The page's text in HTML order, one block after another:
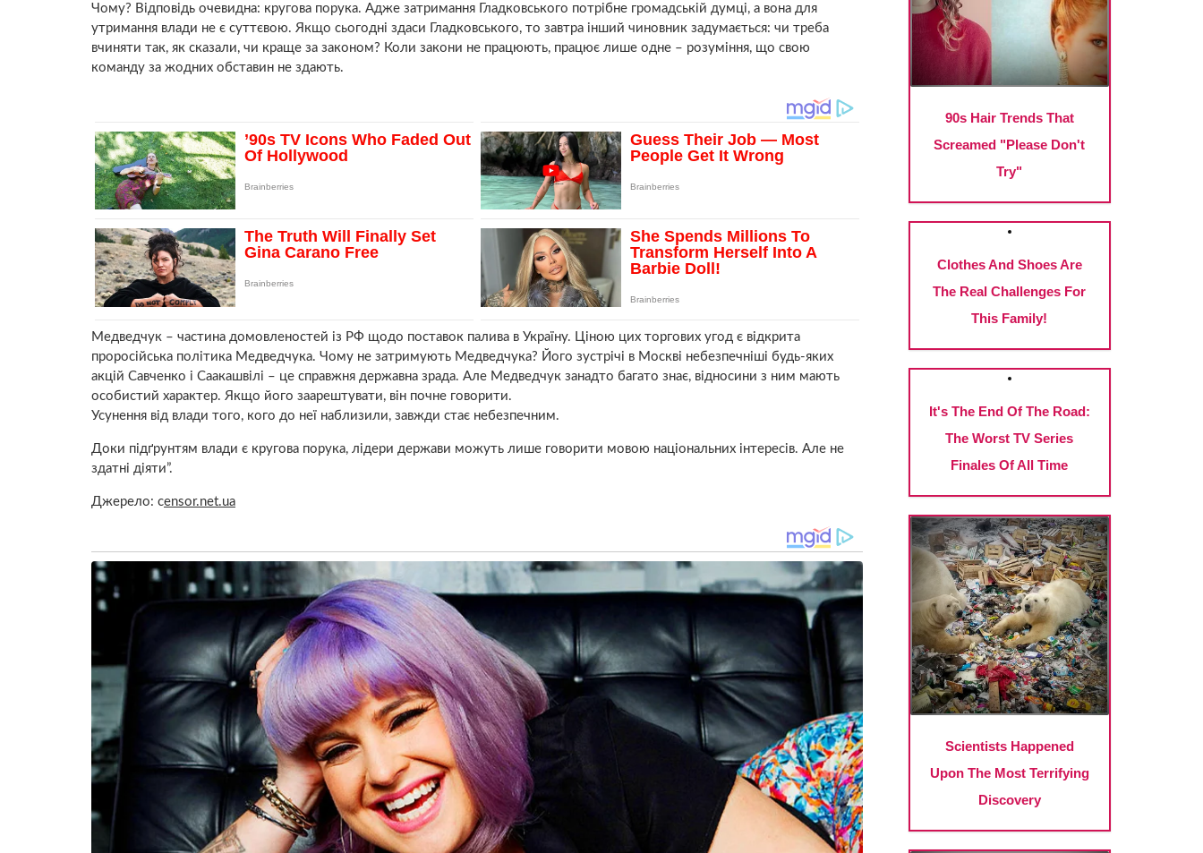
Чому? Відповідь очевидна: кругова порука. Адже затримання Гладковського потрібне громадській думці, а вона для
утримання влади не є суттєвою. Якщо сьогодні здаси Гладковського, то завтра інший чиновник задумається: чи треба
вчиняти так, як сказали, чи краще за законом? Коли закони не працюють, працює лише одне – розуміння, що свою
команду за жодних обставин не здають.
Медведчук – частина домовленостей із РФ щодо поставок палива в Україну. Ціною цих торгових угод є відкрита
проросійська політика Медведчука. Чому не затримують Медведчука? Його зустрічі в Москві небезпечніші будь-яких
акцій Савченко і Саакашвілі – це справжня державна зрада. Але Медведчук занадто багато знає, відносини з ним мають
особистий характер. Якщо його заарештувати, він почне говорити.
Усунення від влади того, кого до неї наблизили, завжди стає небезпечним.
Доки підґрунтям влади є кругова порука, лідери держави можуть лише говорити мовою національних інтересів. Але не
здатні діяти”.
Джерело: censor.net.ua